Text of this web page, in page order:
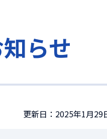
らせ
更新日：2025年1月29